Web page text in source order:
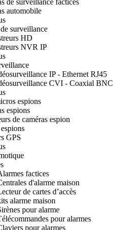
automobile
surveillance
HD
NVR IP
IP - Ethernet RJ45
CVI - Coaxial BNC
espions
espions
de caméras espion
GPS
factices
d'alarme maison
de cartes d’accès
alarme maison
pour alarme
pour alarmes
pour alarmes